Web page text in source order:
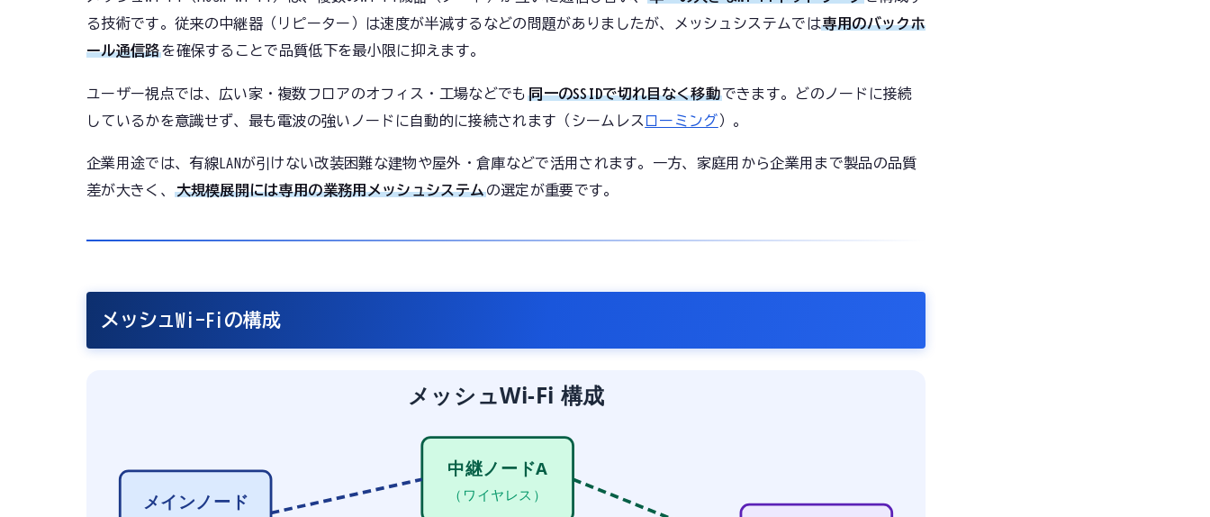
る技術です。従来の中継器（リピーター）は速度が半減するなどの問題がありましたが、メッシュシステムでは専用のバックホ
ール通信路を確保することで品質低下を最小限に抑えます。
ユーザー視点では、広い家・複数フロアのオフィス・工場などでも 同一のSSIDで切れ目なく移動できます。どのノードに接続
しているかを意識せず、最も電波の強いノードに自動的に接続されます（シームレス ローミング）。
企業用途では、有線LANが引けない改装困難な建物や屋外・倉庫などで活用されます。一方、家庭用から企業用まで製品の品質
差が大きく、 大規模展開には専用の業務用メッシュシステムの選定が重要です。
メッシュWi-Fiの構成
メッシュWi-Fi 構成
メインノード
中継ノードA
（ワイヤレス）